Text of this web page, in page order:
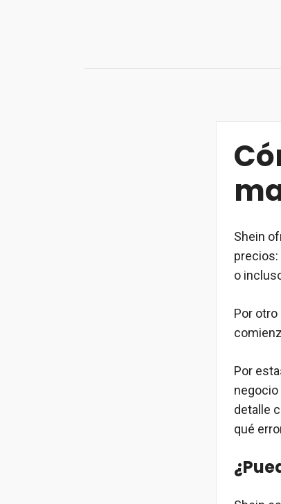
Shein
precios:
o
Por
Por
negocio
detalle
qué